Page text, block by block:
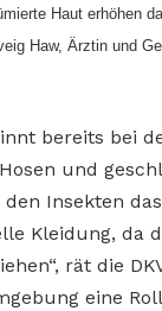
Haut erhöhen
Haw, Ärztin und
bereits bei
und
Insekten
Kleidung, da
rät die
eine